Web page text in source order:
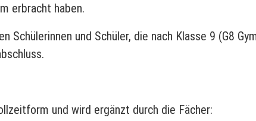
erbracht haben.
und Schüler, die nach Klasse 9 (G8
und wird ergänzt durch die Fächer: